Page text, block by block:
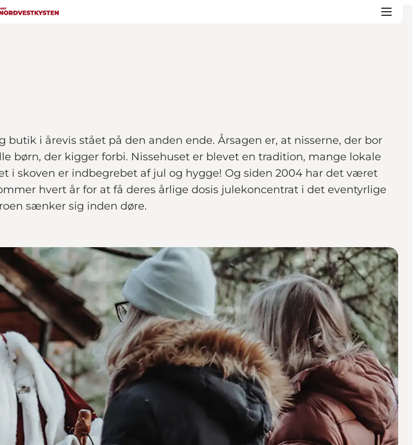
i årevis stået på den anden ende. Årsagen er, at nisserne, der bor
børn, der kigger forbi. Nissehuset er blevet en tradition, mange lokale
skoven er indbegrebet af jul og hygge! Og siden 2004 har det været
hvert år for at få deres årlige dosis julekoncentrat i det eventyrlige
sænker sig inden døre.